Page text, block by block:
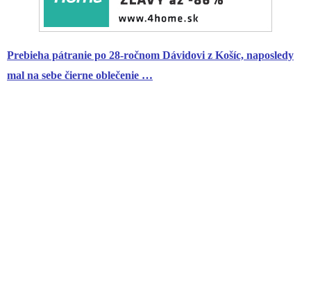
Prebieha pátranie po 28-ročnom Dávidovi z Košíc, naposledy
mal na sebe čierne oblečenie …